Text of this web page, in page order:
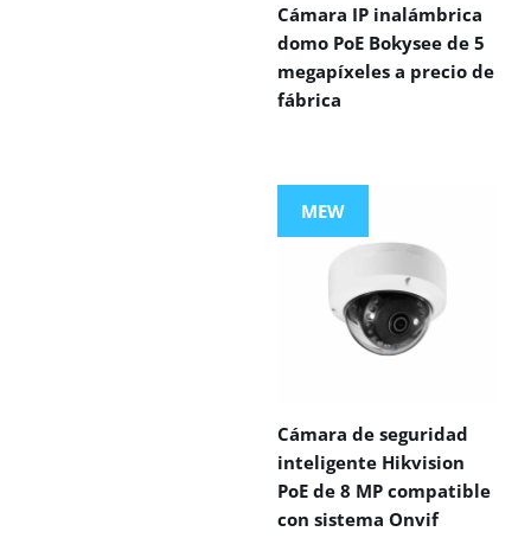
Cámara IP inalámbrica
domo PoE Bokysee de 5
megapíxeles a precio de
fábrica
MEW
Cámara de seguridad
inteligente Hikvision
PoE de 8 MP compatible
con sistema Onvif